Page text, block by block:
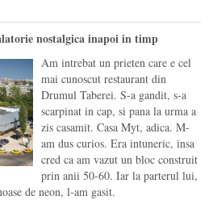
nostalgica inapoi in timp
Am intrebat un prieten care e cel
mai cunoscut restaurant din
Drumul Taberei. S-a gandit, s-a
scarpinat in cap, si pana la urma a
zis casamit. Casa Myt, adica. M-
am dus curios. Era intuneric, insa
cred ca am vazut un bloc construit
prin anii 50-60. Iar la parterul lui,
de neon, l-am gasit.